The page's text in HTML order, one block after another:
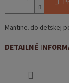
Mantinel do detskej
DETAILNÉ